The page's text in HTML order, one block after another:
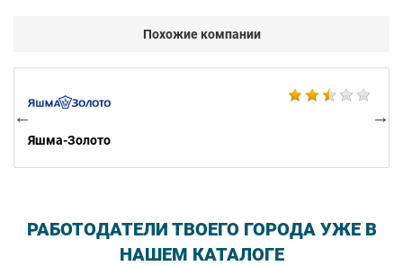
Похожие компании
Яшма-Золото
РАБОТОДАТЕЛИ ТВОЕГО ГОРОДА УЖЕ В
НАШЕМ КАТАЛОГЕ